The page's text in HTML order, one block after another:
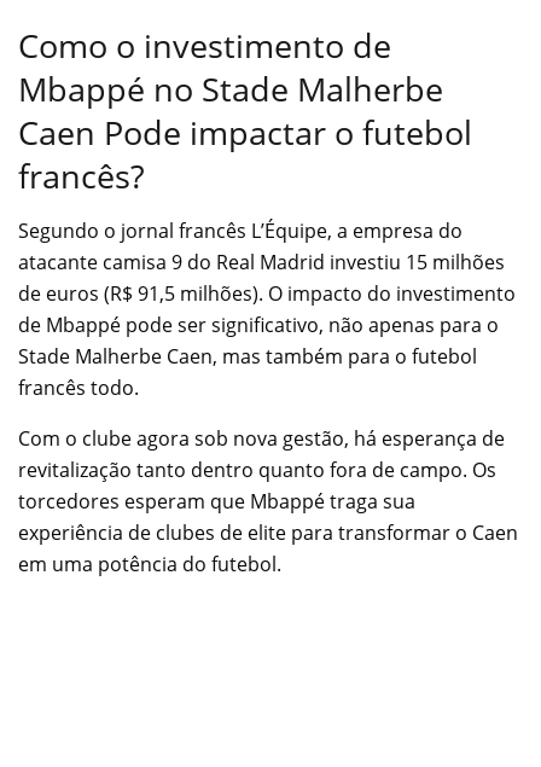
Como o investimento de
Mbappé no Stade Malherbe
Caen Pode impactar o futebol
francês?
Segundo o jornal francês L’Équipe, a empresa do
atacante camisa 9 do Real Madrid investiu 15 milhões
de euros (R$ 91,5 milhões). O impacto do investimento
de Mbappé pode ser significativo, não apenas para o
Stade Malherbe Caen, mas também para o futebol
francês todo.
Com o clube agora sob nova gestão, há esperança de
revitalização tanto dentro quanto fora de campo. Os
torcedores esperam que Mbappé traga sua
experiência de clubes de elite para transformar o Caen
em uma potência do futebol.